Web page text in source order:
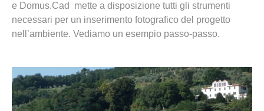
e Domus.Cad mette a disposizione tutti gli strumenti
necessari per un inserimento fotografico del progetto
nell’ambiente. Vediamo un esempio passo-passo.